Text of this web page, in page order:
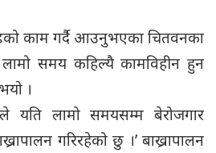
काम गर्दै आउनुभएका चितवनका
समय कहिल्यै कामविहीन हुन
।
यति लामो समयसम्म बेरोजगार
गरिरहेको छु ।’ बाख्रापालन